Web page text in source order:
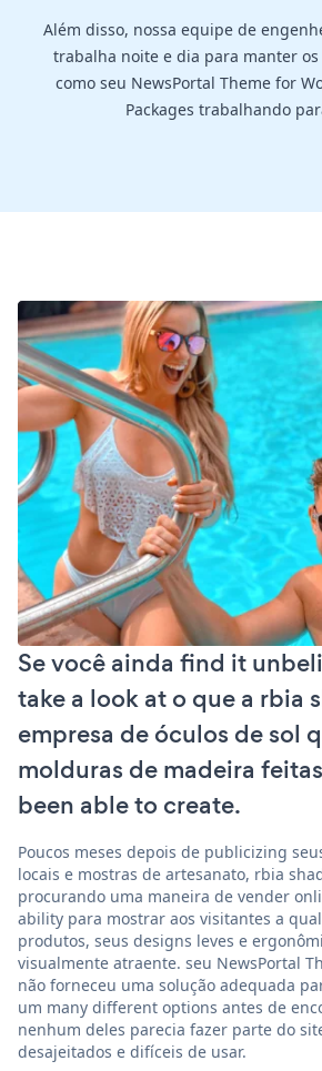
Além disso, nossa equipe de
trabalha noite e dia para manter
como seu NewsPortal Theme for
Packages trabalhando
Se você ainda find it
take a look at o que a rbia
empresa de óculos de sol
molduras de madeira
been able to create.
Poucos meses depois de publicizing
locais e mostras de artesanato, rbia
procurando uma maneira de vender
ability para mostrar aos visitantes a
produtos, seus designs leves e
visualmente atraente. seu NewsPortal
não forneceu uma solução adequada
um many different options antes de
nenhum deles parecia fazer parte do
desajeitados e difíceis de usar.